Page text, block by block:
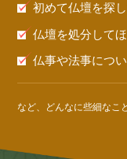
初めて仏壇を探
仏壇を処分して
仏事や法事につ
など、どんなに些細なこ